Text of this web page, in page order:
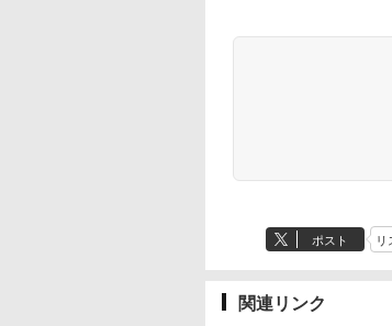
ポスト リ
関連リンク